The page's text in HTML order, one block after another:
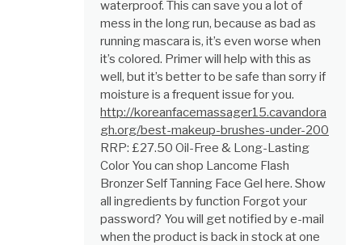
waterproof. This can save you a lot of
mess in the long run, because as bad as
running mascara is, it’s even worse when
it’s colored. Primer will help with this as
well, but it’s better to be safe than sorry if
moisture is a frequent issue for you.
http://koreanfacemassager15.cavandora
gh.org/best-makeup-brushes-under-200
RRP: £27.50 Oil-Free & Long-Lasting
Color You can shop Lancome Flash
Bronzer Self Tanning Face Gel here. Show
all ingredients by function Forgot your
password? You will get notified by e-mail
when the product is back in stock at one